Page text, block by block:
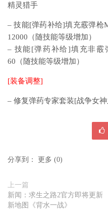
精灵猎手
– 技能[弹药补给]填充霰弹枪
12000（随技能等级增加）
– 技能[弹药补给]填充非霰
60（随技能等级增加）
[装备调整]
– 修复弹药专家套装[战争女
分享到： 更多 (0)
上一篇
新闻：求生之路2官方即将更新
新地图《背水一战》